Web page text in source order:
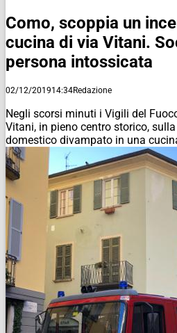
Como, scoppia un
cucina di via Vitani.
persona intossicata
02/12/201914:34Redazione
Negli scorsi minuti i Vigili del
Vitani, in pieno centro storico,
domestico divampato in una